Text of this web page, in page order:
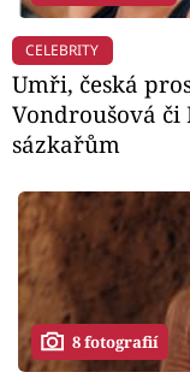
CELEBRITY
Umři, česká
Vondroušová či
sázkařům
8 fotografií